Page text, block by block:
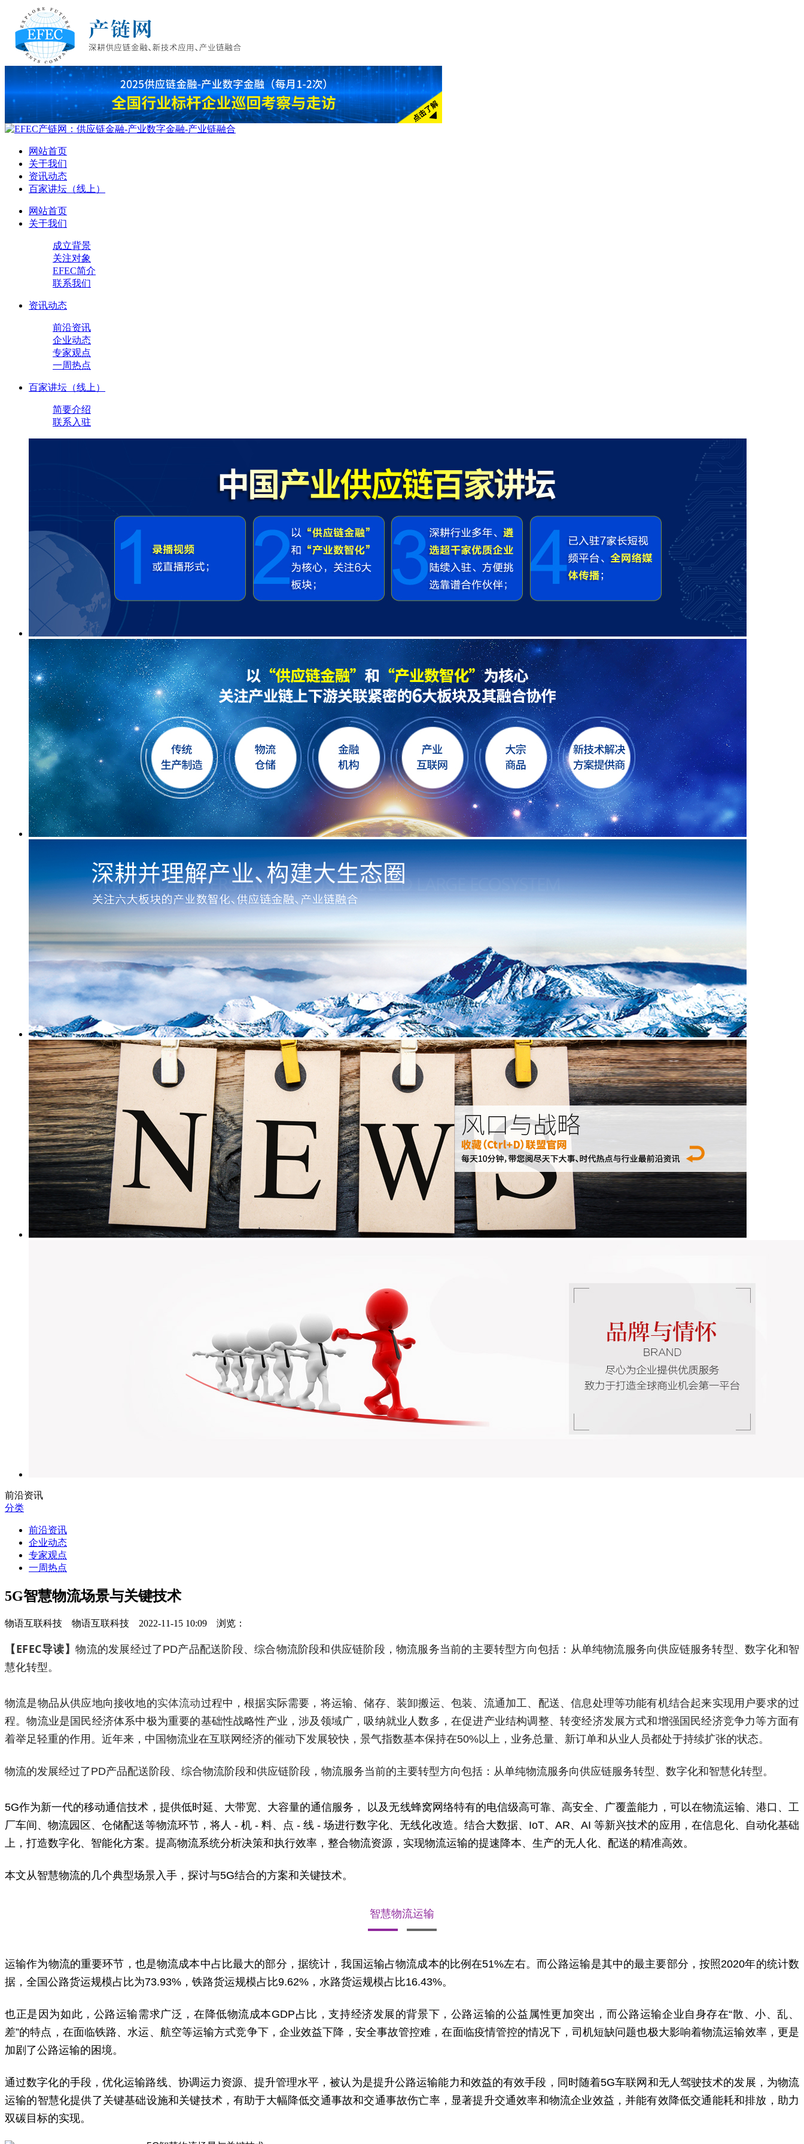
网站首页
关于我们
资讯动态
百家讲坛（线上）
网站首页
关于我们
成立背景
关注对象
EFEC简介
联系我们
资讯动态
前沿资讯
企业动态
专家观点
一周热点
百家讲坛（线上）
简要介绍
联系入驻
前沿资讯
分类
前沿资讯
企业动态
专家观点
一周热点
5G智慧物流场景与关键技术
物语互联科技 物语互联科技 2022-11-15 10:09 浏览：
【EFEC导读】物流的发展经过了PD产品配送阶段、综合物流阶段和供应链阶段，物流服务当前的主要转型方向包括：从单纯物流服务向供应链服务转型、数字化和智
慧化转型。
物流是物品从供应地向接收地的实体流动过程中，根据实际需要，将运输、储存、装卸搬运、包装、流通加工、配送、信息处理等功能有机结合起来实现用户要求的过
程。物流业是国民经济体系中极为重要的基础性战略性产业，涉及领域广，吸纳就业人数多，在促进产业结构调整、转变经济发展方式和增强国民经济竞争力等方面有
着举足轻重的作用。近年来，中国物流业在互联网经济的催动下发展较快，景气指数基本保持在50%以上，业务总量、新订单和从业人员都处于持续扩张的状态。
物流的发展经过了PD产品配送阶段、综合物流阶段和供应链阶段，物流服务当前的主要转型方向包括：从单纯物流服务向供应链服务转型、数字化和智慧化转型。
5G作为新一代的移动通信技术，提供低时延、大带宽、大容量的通信服务， 以及无线蜂窝网络特有的电信级高可靠、高安全、广覆盖能力，可以在物流运输、港口、工
厂车间、物流园区、仓储配送等物流环节，将人 - 机 - 料、点 - 线 - 场进行数字化、无线化改造。结合大数据、IoT、AR、AI 等新兴技术的应用，在信息化、自动化基础
上，打造数字化、智能化方案。提高物流系统分析决策和执行效率，整合物流资源，实现物流运输的提速降本、生产的无人化、配送的精准高效。
本文从智慧物流的几个典型场景入手，探讨与5G结合的方案和关键技术。
智慧物流运输
运输作为物流的重要环节，也是物流成本中占比最大的部分，据统计，我国运输占物流成本的比例在51%左右。而公路运输是其中的最主要部分，按照2020年的统计数
据，全国公路货运规模占比为73.93%，铁路货运规模占比9.62%，水路货运规模占比16.43%。
也正是因为如此，公路运输需求广泛，在降低物流成本GDP占比，支持经济发展的背景下，公路运输的公益属性更加突出，而公路运输企业自身存在“散、小、乱、
差”的特点，在面临铁路、水运、航空等运输方式竞争下，企业效益下降，安全事故管控难，在面临疫情管控的情况下，司机短缺问题也极大影响着物流运输效率，更是
加剧了公路运输的困境。
通过数字化的手段，优化运输路线、协调运力资源、提升管理水平，被认为是提升公路运输能力和效益的有效手段，同时随着5G车联网和无人驾驶技术的发展，为物流
运输的智慧化提供了关键基础设施和关键技术，有助于大幅降低交通事故和交通事故伤亡率，显著提升交通效率和物流企业效益，并能有效降低交通能耗和排放，助力
双碳目标的实现。